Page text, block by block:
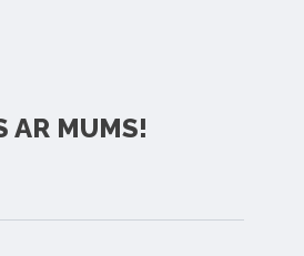
AR MUMS!